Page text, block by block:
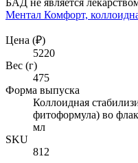
Ментал Комфорт,
Цена (₽)
5220
Вес (г)
475
Форма выпуска
Коллоидная
фитоформула) во
мл
SKU
812